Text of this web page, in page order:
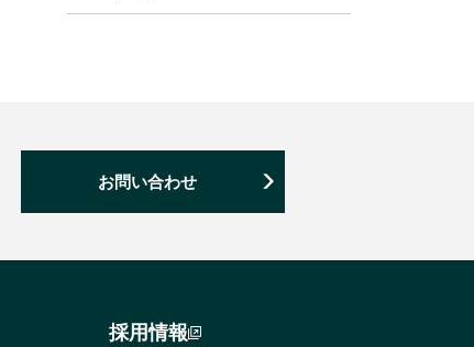
お問い合わせ
採用情報